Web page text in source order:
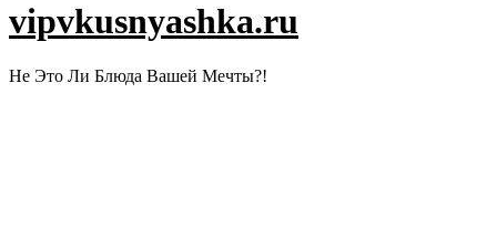
vipvkusnyashka.ru
Не Это Ли Блюда Вашей Мечты?!